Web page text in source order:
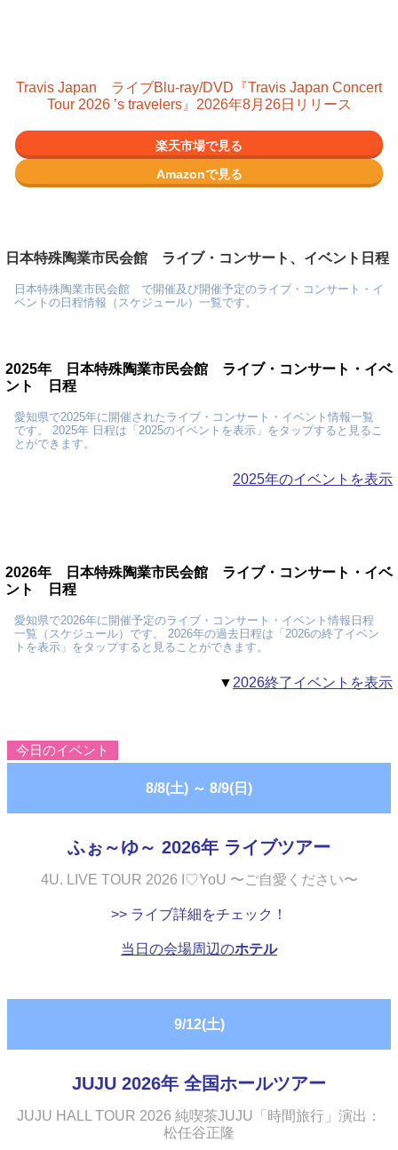
Travis Japan ライブBlu-ray/DVD『Travis Japan Concert
Tour 2026 ’s travelers』2026年8月26日リリース
楽天市場で見る
Amazonで見る
日本特殊陶業市民会館 ライブ・コンサート、イベント日程
日本特殊陶業市民会館 で開催及び開催予定のライブ・コンサート・イ
ベントの日程情報（スケジュール）一覧です。
2025年 日本特殊陶業市民会館 ライブ・コンサート・イベ
ント 日程
愛知県で2025年に開催されたライブ・コンサート・イベント情報一覧
です。 2025年 日程は「2025のイベントを表示」をタップすると見るこ
とができます。
2025年のイベントを表示
2026年 日本特殊陶業市民会館 ライブ・コンサート・イベ
ント 日程
愛知県で2026年に開催予定のライブ・コンサート・イベント情報日程
一覧（スケジュール）です。 2026年の過去日程は「2026の終了イベン
トを表示」をタップすると見ることができます。
▼ 2026終了イベントを表示
今日のイベント
8/8(土) ～ 8/9(日)
ふぉ～ゆ～ 2026年 ライブツアー
4U. LIVE TOUR 2026 I♡YoU 〜ご自愛ください〜
>> ライブ詳細をチェック！
当日の会場周辺のホテル
9/12(土)
JUJU 2026年 全国ホールツアー
JUJU HALL TOUR 2026 純喫茶JUJU「時間旅行」演出：
松任谷正隆